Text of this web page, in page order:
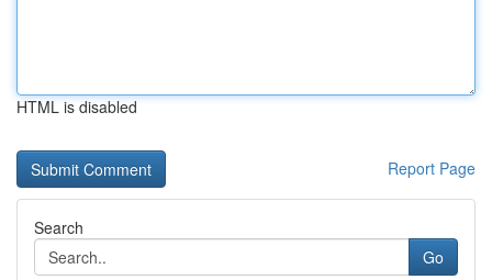
HTML is disabled
Report Page
Search
Go